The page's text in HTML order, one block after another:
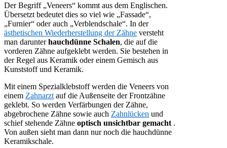
Der Begriff „Veneers“ kommt aus dem Englischen.
Übersetzt bedeutet dies so viel wie „Fassade“,
„Furnier“ oder auch „Verblendschale“. In der
ästhetischen Wiederherstellung der Zähne versteht
man darunterhauchdünne Schalen, die auf die
vorderen Zähne aufgeklebt werden. Sie bestehen in
der Regel aus Keramik oder einem Gemisch aus
Kunststoff und Keramik.
Mit einem Spezialklebstoff werden die Veneers von
einem Zahnarzt auf die Außenseite der Frontzähne
geklebt. So werden Verfärbungen der Zähne,
abgebrochene Zähne sowie auch Zahnlücken und
schief stehende Zähne optisch unsichtbar gemacht .
Von außen sieht man dann nur noch die hauchdünne
Keramikschale.